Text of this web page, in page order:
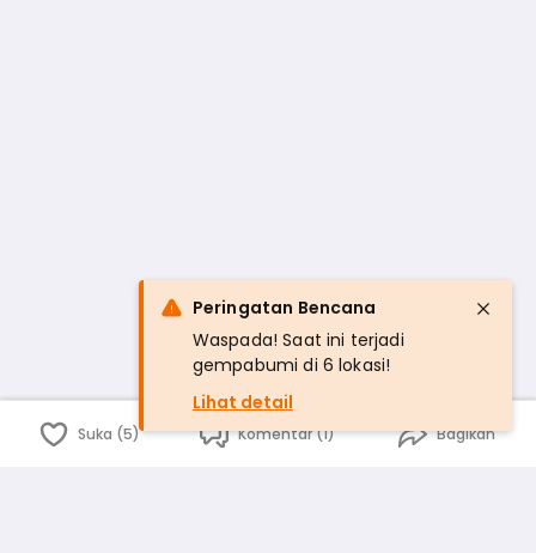
Suka (5) Komentar (1) Bagikan
Peringatan Bencana
Waspada! Saat ini terjadi
gempabumi di 6 lokasi!
Lihat detail